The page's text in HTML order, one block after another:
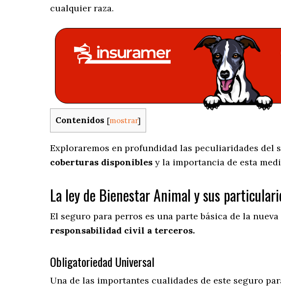
cualquier raza.
Contenidos [mostrar]
Exploraremos en profundidad las peculiaridades del
coberturas disponibles y la importancia de esta
La ley de Bienestar Animal y sus
El seguro para perros es una parte básica de la nueva
responsabilidad civil a terceros.
Obligatoriedad Universal
Una de las importantes cualidades de este seguro